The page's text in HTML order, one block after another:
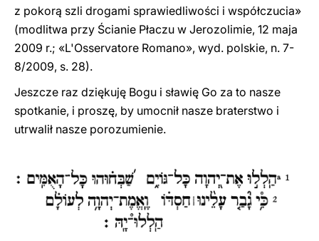
z pokorą szli drogami sprawiedliwości i współczucia»
(modlitwa przy Ścianie Płaczu w Jerozolimie, 12 maja
2009 r.; «L'Osservatore Romano», wyd. polskie, n. 7-
8/2009, s. 28).
Jeszcze raz dziękuję Bogu i sławię Go za to nasze
spotkanie, i proszę, by umocnił nasze braterstwo i
utrwalił nasze porozumienie.